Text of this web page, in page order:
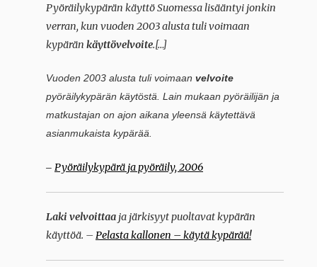
Pyöräilykypärän käyttö Suomessa lisääntyi jonkin
verran, kun vuoden 2003 alusta tuli voimaan
kypärän käyttövelvoite.[…]
Vuoden 2003 alusta tuli voimaan velvoite
pyöräilykypärän käytöstä. Lain mukaan pyöräilijän ja
matkustajan on ajon aikana yleensä käytettävä
asianmukaista kypärää.
– Pyöräilykypärä ja pyöräily, 2006
Laki velvoittaa ja järkisyyt puoltavat kypärän
käyttöä. – Pelasta kallonen – käytä kypärää!